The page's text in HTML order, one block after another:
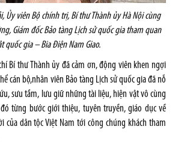
Ủy viên Bộ chính trị, Bí thư Thành ủy Hà Nội cùng
Giám đốc Bảo tàng Lịch sử quốc gia tham quan
quốc gia – Bia Điện Nam Giao.
Bí thư Thành ủy đã cảm ơn, động viên khen ngợi
cán bộ,nhân viên Bảo tàng Lịch sử quốc gia đã nỗ
sưu tầm, lưu giữ những tài liệu, hiện vật vô cùng
từng bước giới thiệu, tuyên truyền, giáo dục về
của dân tộc Việt Nam tới công chúng khách tham